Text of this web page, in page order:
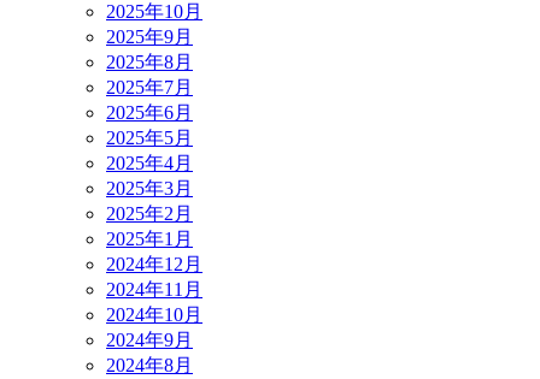
2025年10月
2025年9月
2025年8月
2025年7月
2025年6月
2025年5月
2025年4月
2025年3月
2025年2月
2025年1月
2024年12月
2024年11月
2024年10月
2024年9月
2024年8月